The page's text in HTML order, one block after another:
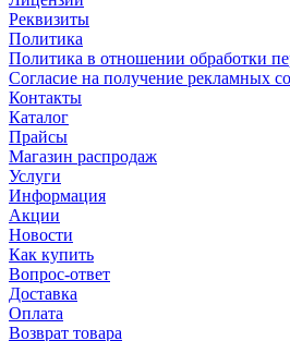
Реквизиты
Политика
Политика в отношении обработки
Согласие на получение рекламных
Контакты
Каталог
Прайсы
Магазин распродаж
Услуги
Информация
Акции
Новости
Как купить
Вопрос-ответ
Доставка
Оплата
Возврат товара